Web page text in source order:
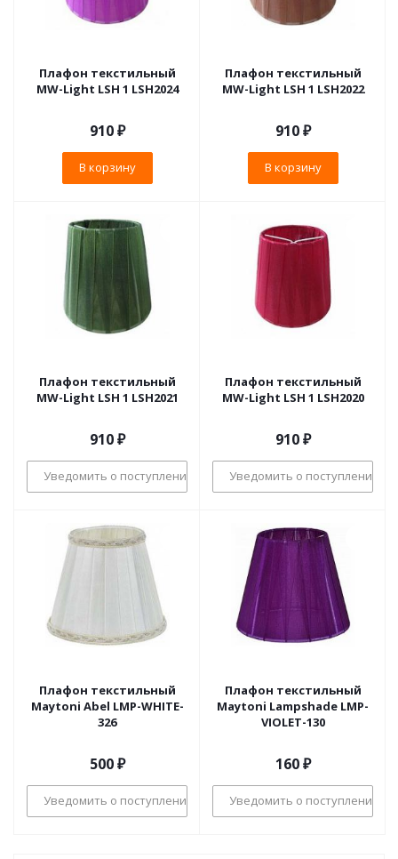
Плафон текстильный
MW-Light LSH 1 LSH2024
910₽
В корзину
Плафон текстильный
MW-Light LSH 1 LSH2022
910₽
В корзину
Плафон текстильный
MW-Light LSH 1 LSH2021
910₽
Уведомить о поступлении
Плафон текстильный
MW-Light LSH 1 LSH2020
910₽
Уведомить о поступлении
Плафон текстильный
Maytoni Abel LMP-WHITE-
326
500₽
Уведомить о поступлении
Плафон текстильный
Maytoni Lampshade LMP-
VIOLET-130
160₽
Уведомить о поступлении